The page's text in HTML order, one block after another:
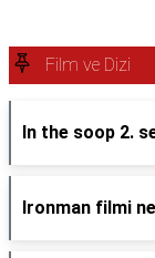
Film ve Dizi
In the soop 2.
Ironman filmi